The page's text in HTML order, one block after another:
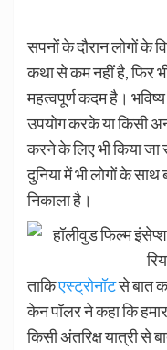
सपनों के दौरान लोगों के
कथा से कम नहीं है, फिर
महत्वपूर्ण कदम है।
उपयोग करके या किसी
करने के लिए भी किया
दुनिया में भी लोगों के
निकाला है।
ताकिएस्ट्रोनॉटसे बात
केन पॉलर ने कहा कि
किसी अंतरिक्ष यात्री से